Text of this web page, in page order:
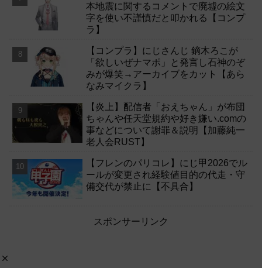
本地震に関するコメントで廃墟の絵文
字を使い不謹慎だと叩かれる【コンプ
ラ】
【コンプラ】にじさんじ 鏑木ろこが
「欲しいぜナマポ」と発言し石神のぞ
みが爆笑→アーカイブをカット【あら
なみマイクラ】
【炎上】配信者「おえちゃん」が布団
ちゃんや任天堂規約や好き嫌い.comの
事などについて謝罪＆説明【加藤純一
老人会RUST】
【フレンのパリコレ】にじ甲2026でル
ールが変更され経験値目的の代走・守
備交代が禁止に【不具合】
スポンサーリンク